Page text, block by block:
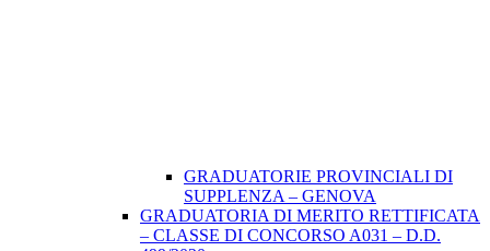
GRADUATORIE PROVINCIALI DI
SUPPLENZA – GENOVA
GRADUATORIA DI MERITO RETTIFICATA
– CLASSE DI CONCORSO A031 – D.D.